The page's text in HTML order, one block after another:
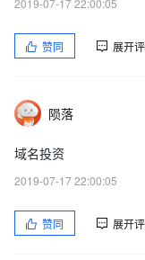
2019-07-17 22:00:05
赞同 展开
陨落
域名投资
2019-07-17 22:00:05
赞同 展开